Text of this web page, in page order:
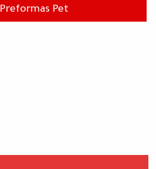
Preformas Pet